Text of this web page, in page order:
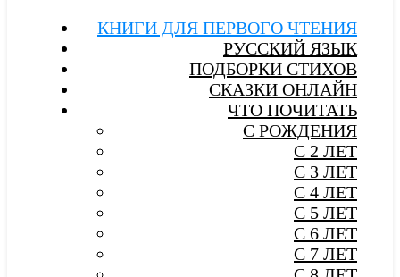
КНИГИ ДЛЯ ПЕРВОГО ЧТЕНИЯ
РУССКИЙ ЯЗЫК
ПОДБОРКИ СТИХОВ
СКАЗКИ ОНЛАЙН
ЧТО ПОЧИТАТЬ
С РОЖДЕНИЯ
С 2 ЛЕТ
С 3 ЛЕТ
С 4 ЛЕТ
С 5 ЛЕТ
С 6 ЛЕТ
С 7 ЛЕТ